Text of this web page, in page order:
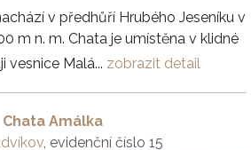
v předhůří Hrubého Jeseníku v
m n. m. Chata je umístěna v klidné
vesnice Malá... zobrazit detail
Chata Amálka
, evidenční číslo 15